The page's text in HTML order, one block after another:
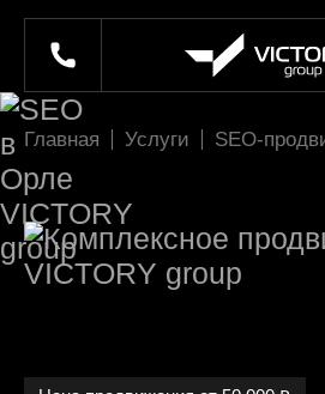
Главная Услуги SEO-